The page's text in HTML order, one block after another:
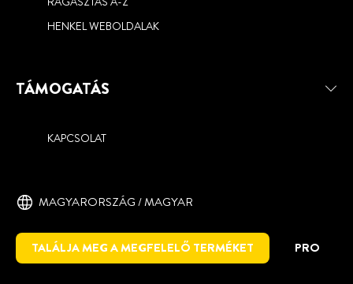
HENKEL WEBOLDALAK
TÁMOGATÁS
KAPCSOLAT
MAGYARORSZÁG / MAGYAR
TALÁLJA MEG A MEGFELELŐ TERMÉKET PRO